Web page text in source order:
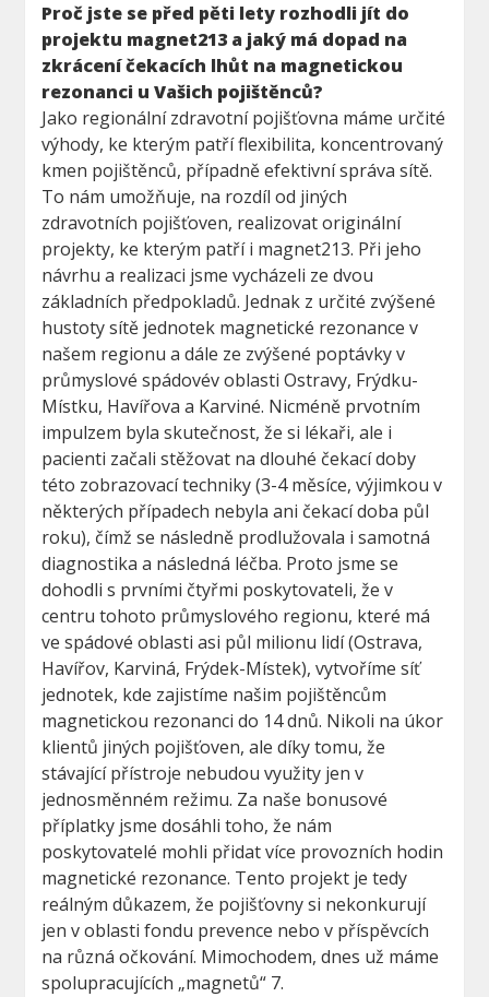
Proč jste se před pěti lety rozhodli jít do
projektu magnet213 a jaký má dopad na
zkrácení čekacích lhůt na magnetickou
rezonanci u Vašich pojištěnců?
Jako regionální zdravotní pojišťovna máme určité
výhody, ke kterým patří flexibilita, koncentrovaný
kmen pojištěnců, případně efektivní správa sítě.
To nám umožňuje, na rozdíl od jiných
zdravotních pojišťoven, realizovat originální
projekty, ke kterým patří i magnet213. Při jeho
návrhu a realizaci jsme vycházeli ze dvou
základních předpokladů. Jednak z určité zvýšené
hustoty sítě jednotek magnetické rezonance v
našem regionu a dále ze zvýšené poptávky v
průmyslové spádovév oblasti Ostravy, Frýdku-
Místku, Havířova a Karviné. Nicméně prvotním
impulzem byla skutečnost, že si lékaři, ale i
pacienti začali stěžovat na dlouhé čekací doby
této zobrazovací techniky (3-4 měsíce, výjimkou v
některých případech nebyla ani čekací doba půl
roku), čímž se následně prodlužovala i samotná
diagnostika a následná léčba. Proto jsme se
dohodli s prvními čtyřmi poskytovateli, že v
centru tohoto průmyslového regionu, které má
ve spádové oblasti asi půl milionu lidí (Ostrava,
Havířov, Karviná, Frýdek-Místek), vytvoříme síť
jednotek, kde zajistíme našim pojištěncům
magnetickou rezonanci do 14 dnů. Nikoli na úkor
klientů jiných pojišťoven, ale díky tomu, že
stávající přístroje nebudou využity jen v
jednosměnném režimu. Za naše bonusové
příplatky jsme dosáhli toho, že nám
poskytovatelé mohli přidat více provozních hodin
magnetické rezonance. Tento projekt je tedy
reálným důkazem, že pojišťovny si nekonkurují
jen v oblasti fondu prevence nebo v příspěvcích
na různá očkování. Mimochodem, dnes už máme
spolupracujících „magnetů“ 7.